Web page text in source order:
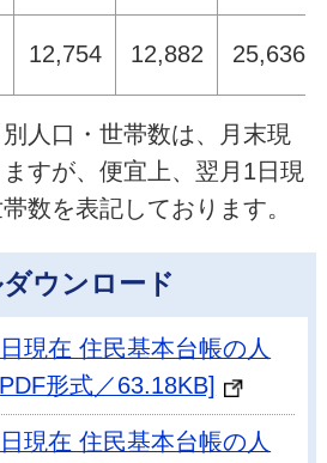
12,754 12,882 25,636
人口・世帯数は、月末現
すが、便宜上、翌月1日現
数を表記しております。
ウンロード
現在 住民基本台帳の人
形式／63.18KB]
現在 住民基本台帳の人